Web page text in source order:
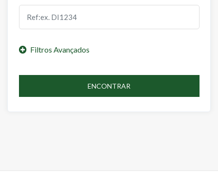
ENCONTRAR